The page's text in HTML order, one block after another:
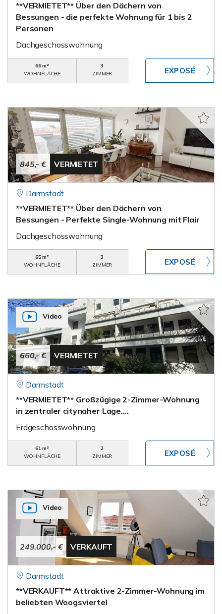
**VERMIETET** Über den Dächern von
Bessungen - die perfekte Wohnung für 1 bis 2
Personen
Dachgeschosswohnung
66 m²
WOHNFLÄCHE
3
ZIMMER
845,- € VERMIETET
Darmstadt
**VERMIETET** Über den Dächern von
Bessungen - Perfekte Single-Wohnung mit Flair
Dachgeschosswohnung
65 m²
WOHNFLÄCHE
3
ZIMMER
660,- € VERMIETET
Video
Darmstadt
**VERMIETET** Großzügige 2-Zimmer-Wohnung
in zentraler citynaher Lage….
Erdgeschosswohnung
61 m²
WOHNFLÄCHE
2
ZIMMER
249.000,- € VERKAUFT
Video
Darmstadt
**VERKAUFT** Attraktive 2-Zimmer-Wohnung im
beliebten Woogsviertel